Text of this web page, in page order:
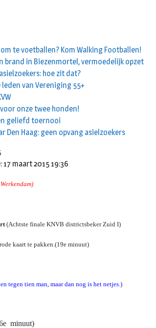
te voetballen? Kom Walking Footballen!
brand in Biezenmortel, vermoedelijk opzet
hoe zit dat?
van Vereniging 55+
onze twee honden!
geliefd toernooi
Den Haag: geen opvang asielzoekers
17 maart 2015 19:36
(Achtste finale KNVB districtsbeker Zuid I)
kaart te pakken.(19e minuut)
tegen tien man, maar dan nog is het netjes.)
minuut)